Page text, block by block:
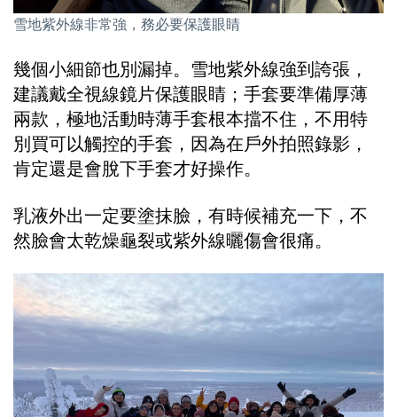
雪地紫外線非常強，務必要保護眼睛
幾個小細節也別漏掉。雪地紫外線強到誇張，
建議戴全視線鏡片保護眼睛；手套要準備厚薄
兩款，極地活動時薄手套根本擋不住，不用特
別買可以觸控的手套，因為在戶外拍照錄影，
肯定還是會脫下手套才好操作。
乳液外出一定要塗抹臉，有時候補充一下，不
然臉會太乾燥龜裂或紫外線曬傷會很痛。